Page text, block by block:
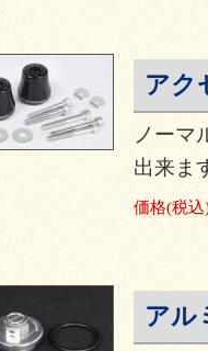
アク
ノーマ
出来ま
価格(税込
アル